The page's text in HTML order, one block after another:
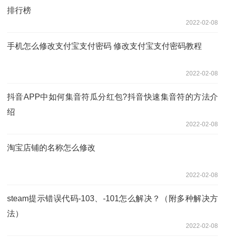
排行榜
2022-02-08
手机怎么修改支付宝支付密码 修改支付宝支付密码教程
2022-02-08
抖音APP中如何集音符瓜分红包?抖音快速集音符的方法介
绍
2022-02-08
淘宝店铺的名称怎么修改
2022-02-08
steam提示错误代码-103、-101怎么解决？（附多种解决方
法）
2022-02-08